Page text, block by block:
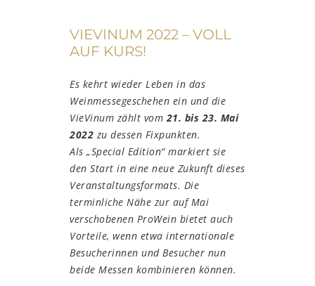
VIEVINUM 2022 – VOLL
AUF KURS!
Es kehrt wieder Leben in das
Weinmessegeschehen ein und die
VieVinum zählt vom21. bis 23. Mai
2022 zu dessen Fixpunkten.
Als „Special Edition“ markiert sie
den Start in eine neue Zukunft dieses
Veranstaltungsformats. Die
terminliche Nähe zur auf Mai
verschobenen ProWein bietet auch
Vorteile, wenn etwa internationale
Besucherinnen und Besucher nun
beide Messen kombinieren können.